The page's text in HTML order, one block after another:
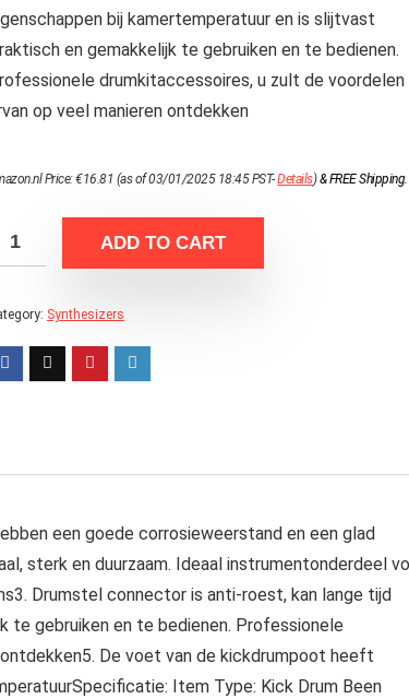
bij kamertemperatuur en is slijtvast
en gemakkelijk te gebruiken en te bedienen.
drumkitaccessoires, u zult de voordelen
op veel manieren ontdekken
Price:€16.81 (as of 03/01/2025 18:45 PST-Details)&FREE Shipping.
ADD TO CART
Synthesizers
een goede corrosieweerstand en een glad
sterk en duurzaam. Ideaal instrumentonderdeel
Drumstel connector is anti-roest, kan lange tijd
te gebruiken en te bedienen. Professionele
De voet van de kickdrumpoot heeft
Item Type: Kick Drum Been